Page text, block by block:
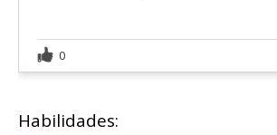
0
Habilidades: